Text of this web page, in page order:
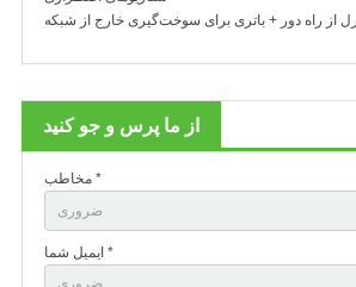
از ما پرس و جو کنید
مخاطب *
ایمیل شما *